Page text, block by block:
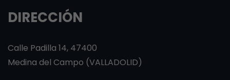
DIRECCIÓN
Calle Padilla 14, 47400
Medina del Campo (VALLADOLID)